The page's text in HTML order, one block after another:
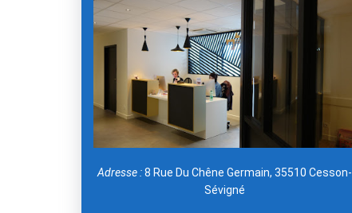
Adresse :8 Rue Du Chêne Germain, 35510 Cesson-
Sévigné